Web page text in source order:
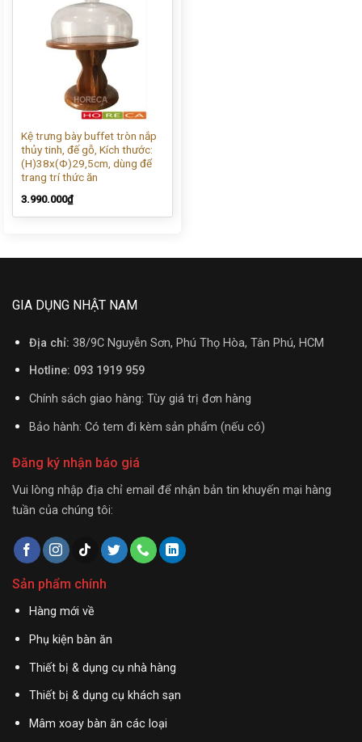
Kệ trưng bày buffet tròn nắp
thủy tinh, đế gỗ, Kích thước:
(H)38x(Φ)29,5cm, dùng để
trang trí thức ăn
3.990.000₫
GIA DỤNG NHẬT NAM
Địa chỉ: 38/9C Nguyễn Sơn, Phú Thọ Hòa, Tân Phú, HCM
Hotline: 093 1919 959
Chính sách giao hàng: Tùy giá trị đơn hàng
Bảo hành: Có tem đi kèm sản phẩm (nếu có)
Đăng ký nhận báo giá
Vui lòng nhập địa chỉ email để nhận bản tin khuyến mại hàng
tuần của chúng tôi:
Sản phẩm chính
Hàng mới về
Phụ kiện bàn ăn
Thiết bị & dụng cụ nhà hàng
Thiết bị & dụng cụ khách sạn
Mâm xoay bàn ăn các loại